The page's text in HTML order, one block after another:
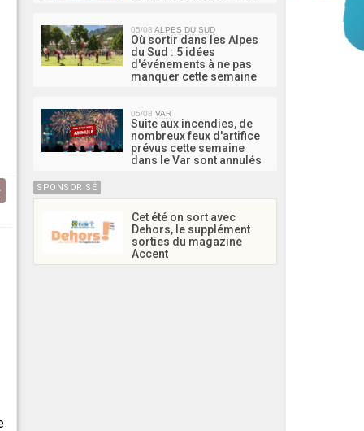
05/08 ALPES DU SUD
Où sortir dans les Alpes
du Sud : 5 idées
d'événements à ne pas
manquer cette semaine
05/08 VAR
Suite aux incendies, de
nombreux feux d'artifice
prévus cette semaine
dans le Var sont annulés
SPONSORISÉ
Cet été on sort avec
Dehors, le supplément
sorties du magazine
Accent